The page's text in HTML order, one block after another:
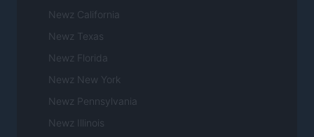
Newz California
Newz Texas
Newz Florida
Newz New York
Newz Pennsylvania
Newz Illinois